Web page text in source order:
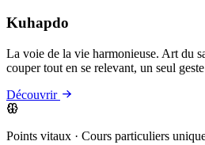
Kuhapdo
La voie de la vie harmonieuse. Art du
couper tout en se relevant, un seul
Découvrir
Points vitaux · Cours particuliers